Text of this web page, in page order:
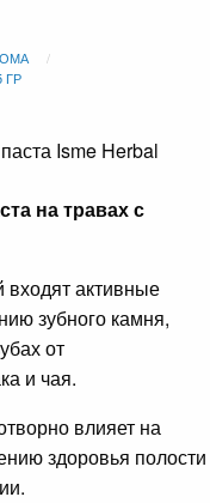
ГР
Isme Herbal
на травах с
входят активные
зубного камня,
от
и чая.
влияет на
здоровья полости